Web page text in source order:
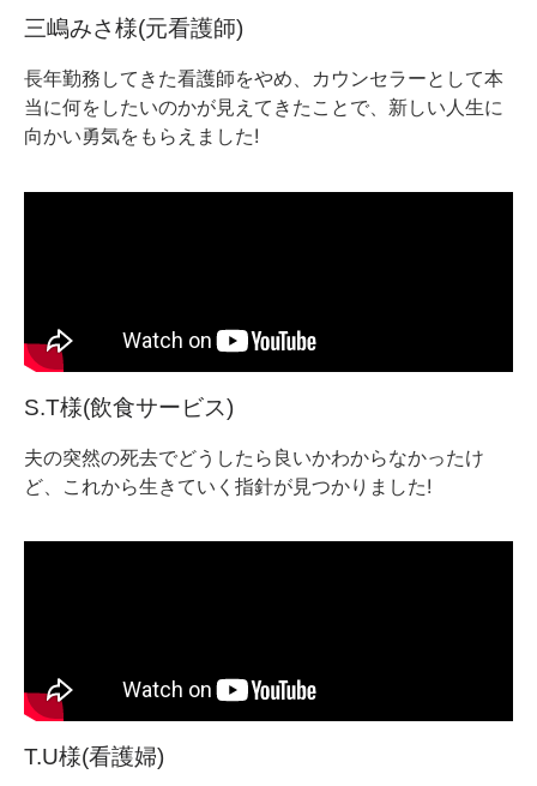
三嶋みさ様(元看護師)
長年勤務してきた看護師をやめ、カウンセラーとして本
当に何をしたいのかが見えてきたことで、新しい人生に
向かい勇気をもらえました!
S.T様(飲食サービス)
夫の突然の死去でどうしたら良いかわからなかったけ
ど、これから生きていく指針が見つかりました!
T.U様(看護婦)